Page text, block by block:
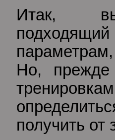
Итак,
Но, прежде
получить от